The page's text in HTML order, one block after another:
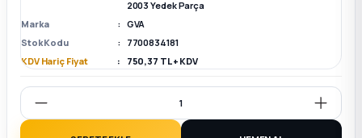
Parça
Parça
2003 Yedek Parça
Marka
GVA
Stok Kodu
7700834181
KDV Hariç Fiyat
750,37 TL + KDV